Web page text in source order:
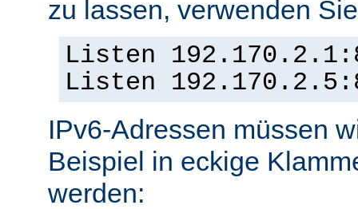
zu lassen, verwenden
Listen
Listen
IPv6-Adressen müssen
Beispiel in eckige
werden: